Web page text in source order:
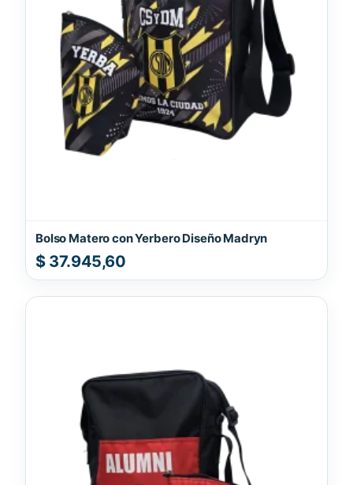
Bolso Matero con Yerbero Diseño Madryn
$37.945,60